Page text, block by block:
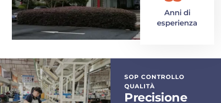
Anni di
esperienza
SOP CONTROLLO
QUALITÀ
Precisione